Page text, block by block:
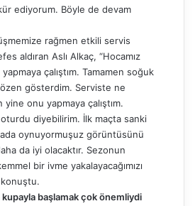
ediyorum. Böyle de devam
rağmen etkili servis
aldıran Aslı Alkaç, “Hocamız
çalıştım. Tamamen soğuk
özen gösterdim. Serviste ne
yine onu yapmaya çalıştım.
oturdu diyebilirim. İlk maçta sanki
oynuyormuşuz görüntüsünü
da iyi olacaktır. Sezonun
bir ivme yakalayacağımızı
başlamak çok önemliydi